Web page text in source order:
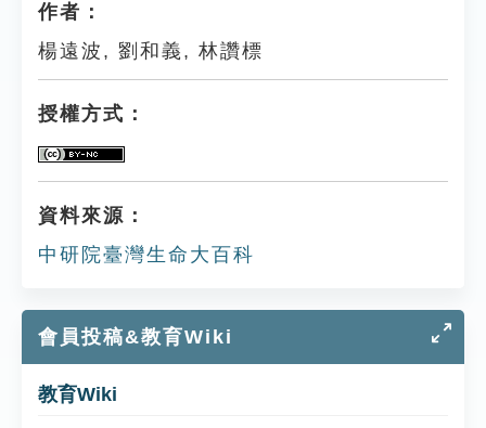
作者：
楊遠波, 劉和義, 林讚標
授權方式：
資料來源：
中研院臺灣生命大百科
會員投稿&教育Wiki
教育Wiki